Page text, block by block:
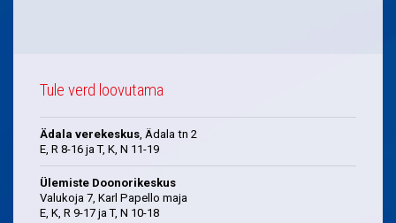
Tule verd loovutama
Ädala verekeskus, Ädala tn 2
E, R 8-16 ja T, K, N 11-19
Ülemiste Doonorikeskus
Valukoja 7, Karl Papello maja
E, K, R 9-17 ja T, N 10-18